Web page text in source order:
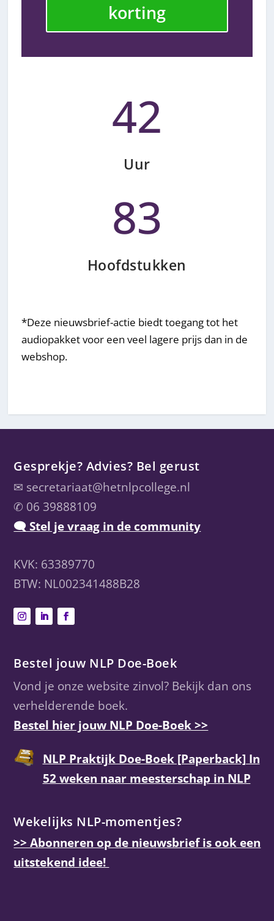
korting
42
Uur
83
Hoofdstukken
*Deze nieuwsbrief-actie biedt toegang tot het
audiopakket voor een veel lagere prijs dan in de
webshop.
Gesprekje? Advies? Bel gerust
✉ secretariaat@hetnlpcollege.nl
✆ 06 39888109
🗨 Stel je vraag in de community
KVK: 63389770
BTW: NL002341488B28
Bestel jouw NLP Doe-Boek
Vond je onze website zinvol? Bekijk dan ons
verhelderende boek.
Bestel hier jouw NLP Doe-Boek >>
NLP Praktijk Doe-Boek [Paperback] In
52 weken naar meesterschap in NLP
Wekelijks NLP-momentjes?
>> Abonneren op de nieuwsbrief is ook een
uitstekend idee!